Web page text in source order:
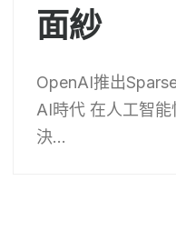
面紗
OpenAI推出
AI時代 在人工智
決...